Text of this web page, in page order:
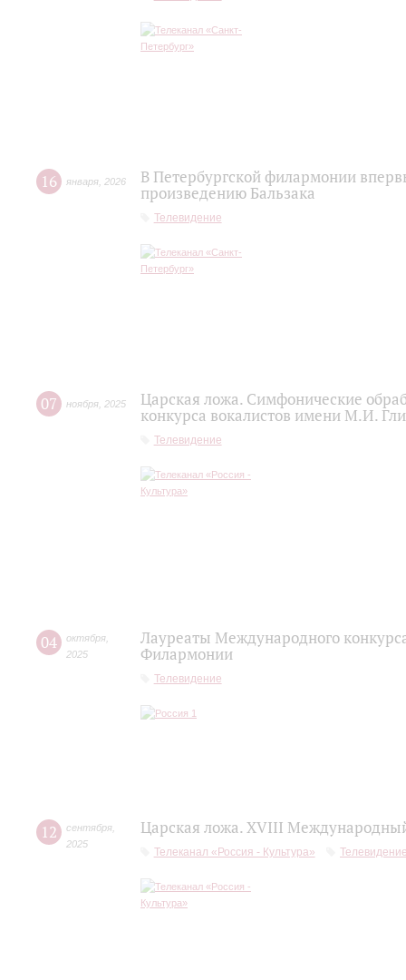
16 января 2026
В Петербургской филармонии
произведению Бальзака
Телевидение
07 ноября 2025
Царская ложа. Симфонические
конкурса вокалистов имени М.И.
Телевидение
04 октября
2025
Лауреаты Международного
Филармонии
Телевидение
12 сентября
2025
Царская ложа. XVIII
Телеканал «Россия - Культура»